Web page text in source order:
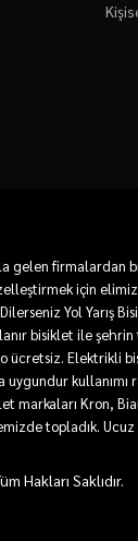
firmalardan
için
Yol
bisiklet ile
Elektrikli
markaları Kron,
topladık.
Hakları Saklıdır.